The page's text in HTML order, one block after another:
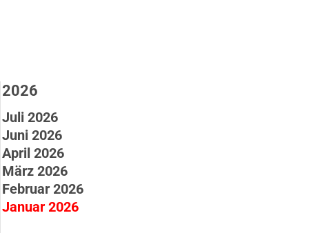
2026
Juli 2026
Juni 2026
April 2026
März 2026
Februar 2026
Januar 2026